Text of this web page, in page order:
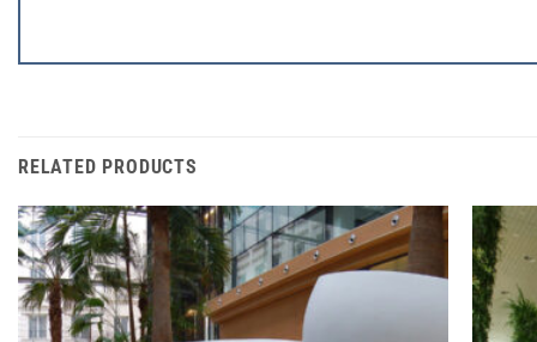
RELATED PRODUCTS